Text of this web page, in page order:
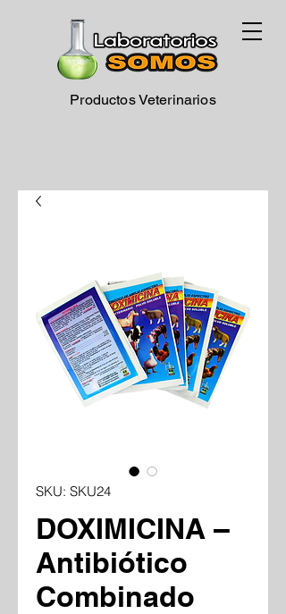
Productos Veterinarios
SKU: SKU24
DOXIMICINA –
Antibiótico
Combinado